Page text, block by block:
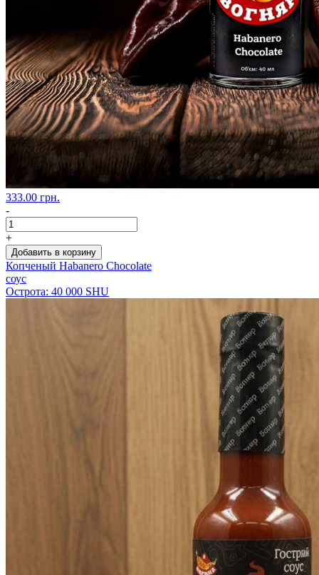
333.00 грн.
-
+
Добавить в корзину
Копченый Habanero Chocolate
соус
Острота: 40 000 SHU